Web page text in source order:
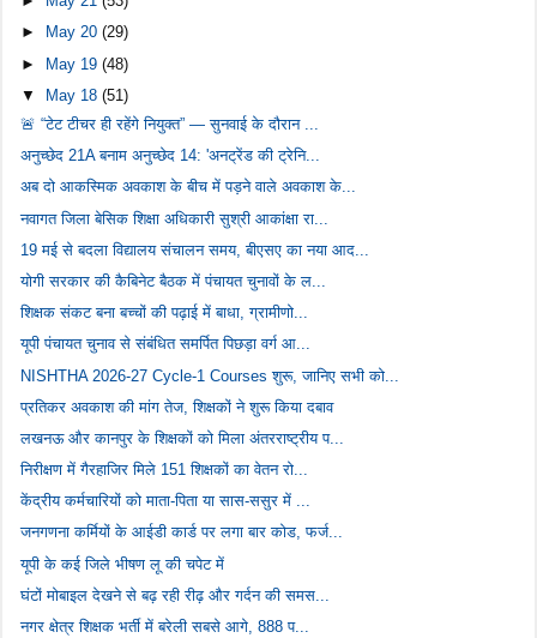
►
May 20(29)
► May 19(48)
▼
May 18(51)
🚨 “टेट टीचर ही रहेंगे नियुक्त” — सुनवाई के दौरान ...
अनुच्छेद 21A बनाम अनुच्छेद 14: 'अनट्रेंड की ट्रेनि...
अब दो आकस्मिक अवकाश के बीच में पड़ने वाले अवकाश के...
नवागत जिला बेसिक शिक्षा अधिकारी सुश्री आकांक्षा रा...
19 मई से बदला विद्यालय संचालन समय, बीएसए का नया आद...
योगी सरकार की कैबिनेट बैठक में पंचायत चुनावों के ल...
शिक्षक संकट बना बच्चों की पढ़ाई में बाधा, ग्रामीणो...
यूपी पंचायत चुनाव से संबंधित समर्पित पिछड़ा वर्ग आ...
NISHTHA 2026-27 Cycle-1 Courses शुरू, जानिए सभी को...
प्रतिकर अवकाश की मांग तेज, शिक्षकों ने शुरू किया दबाव
लखनऊ और कानपुर के शिक्षकों को मिला अंतरराष्ट्रीय प...
निरीक्षण में गैरहाजिर मिले 151 शिक्षकों का वेतन रो...
केंद्रीय कर्मचारियों को माता-पिता या सास-ससुर में ...
जनगणना कर्मियों के आईडी कार्ड पर लगा बार कोड, फर्ज...
यूपी के कई जिले भीषण लू की चपेट में
घंटों मोबाइल देखने से बढ़ रही रीढ़ और गर्दन की समस...
नगर क्षेत्र शिक्षक भर्ती में बरेली सबसे आगे, 888 प...